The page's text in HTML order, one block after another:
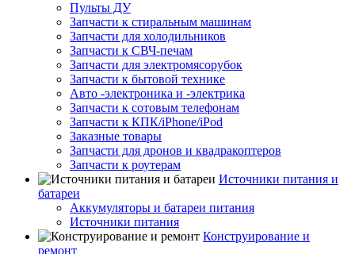
Пульты ДУ
Запчасти к стиральным машинам
Запчасти для холодильников
Запчасти к СВЧ-печам
Запчасти для электромясорубок
Запчасти к бытовой технике
Авто -электроника и -электрика
Запчасти к сотовым телефонам
Запчасти к КПК/iPhone/iPod
Заказные товары
Запчасти для дронов и квадракоптеров
Запчасти к роутерам
Источники питания и
батареи
Аккумуляторы и батареи питания
Источники питания
Конструирование и
ремонт